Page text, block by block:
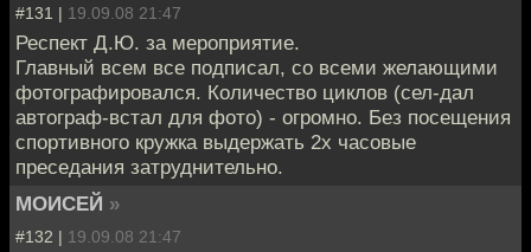
#131 | 19.09.08 21:47
Респект Д.Ю. за мероприятие.
Главный всем все подписал, со всеми желающими
фотографировался. Количество циклов (сел-дал
автограф-встал для фото) - огромно. Без посещения
спортивного кружка выдержать 2х часовые
преседания затруднительно.
МОИСЕЙ »
#132 | 19.09.08 21:47